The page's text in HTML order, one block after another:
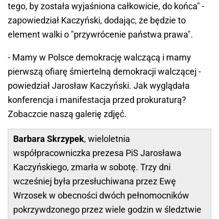
tego, by została wyjaśniona całkowicie, do końca" -
zapowiedział Kaczyński, dodając, że będzie to
element walki o "przywrócenie państwa prawa".
- Mamy w Polsce demokrację walczącą i mamy
pierwszą ofiarę śmiertelną demokracji walczącej -
powiedział Jarosław Kaczyński. Jak wyglądała
konferencja i manifestacja przed prokuraturą?
Zobaczcie naszą galerię zdjęć.
Barbara Skrzypek, wieloletnia
współpracowniczka prezesa PiS Jarosława
Kaczyńskiego, zmarła w sobotę. Trzy dni
wcześniej była przesłuchiwana przez Ewę
Wrzosek w obecności dwóch pełnomocników
pokrzywdzonego przez wiele godzin w śledztwie